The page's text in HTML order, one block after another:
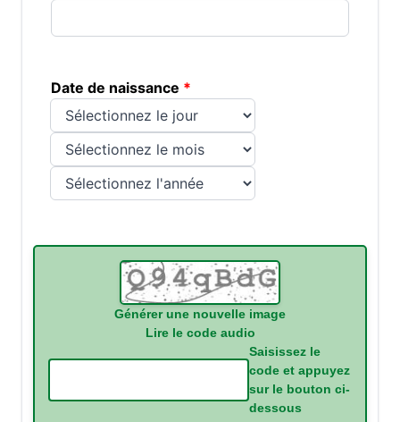
Date de naissance
Jour
Mois
Année
Générer une nouvelle image
Lire le code audio
La nouvelle image est prête
Saisissez le
code et appuyez
sur le bouton ci-
dessous